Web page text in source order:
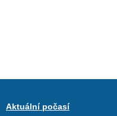
Aktuální počasí